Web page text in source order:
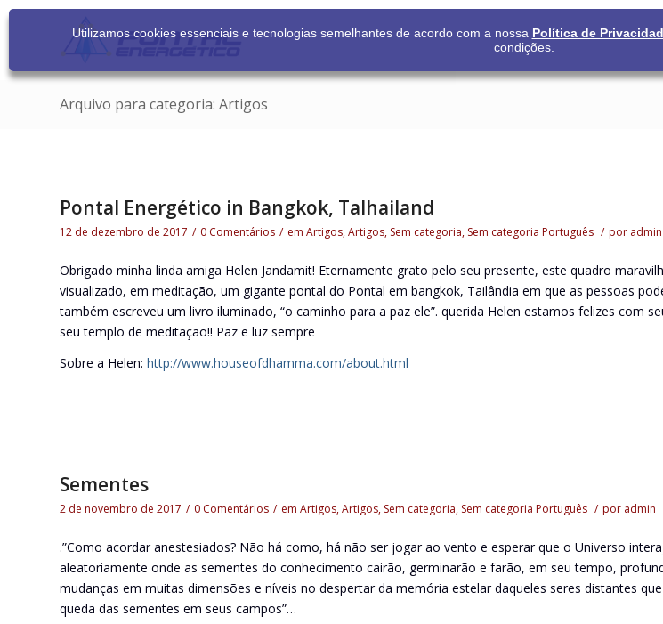
Arquivo para categoria: Artigos
Pontal Energético in Bangkok, Talhailand
12 de dezembro de 2017 / 0 Comentários / em Artigos,Artigos, Sem categoria, Sem categoria Português / por admin
Obrigado minha linda amiga Helen Jandamit! Eternamente grato pelo seu presente, este quadro
visualizado, em meditação, um gigante pontal do Pontal em bangkok, Tailândia em que as pessoas
também escreveu um livro iluminado, “o caminho para a paz ele”. querida Helen estamos felizes com
seu templo de meditação!! Paz e luz sempre
Sobre a Helen: http://www.houseofdhamma.com/about.html
Sementes
2 de novembro de 2017 / 0 Comentários / em Artigos,Artigos, Sem categoria, Sem categoria Português / por admin
.”Como acordar anestesiados? Não há como, há não ser jogar ao vento e esperar que o Universo
aleatoriamente onde as sementes do conhecimento cairão, germinarão e farão, em seu tempo,
mudanças em muitas dimensões e níveis no despertar da memória estelar daqueles seres distantes
queda das sementes em seus campos”…
Utilizamos cookies essenciais e tecnologias semelhantes de acordo com a nossa Política de
condições.